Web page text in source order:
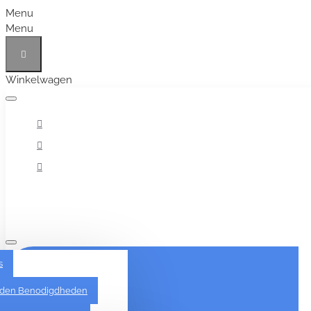
Menu
Menu
Winkelwagen
Alles
Benodigdheden